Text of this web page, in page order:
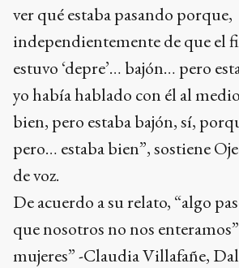
ver qué estaba pasando porque,
independientemente de que el
estuvo ‘depre’… bajón… pero
yo había hablado con él al
bien, pero estaba bajón, sí,
pero… estaba bien”, sostiene
de voz.
De acuerdo a su relato, “algo
que nosotros no nos
mujeres” -Claudia Villafañe,